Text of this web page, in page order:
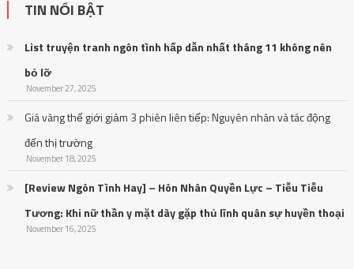
TIN NỔI BẬT
List truyện tranh ngôn tình hấp dẫn nhất tháng 11 không nên
bỏ lỡ
November 27, 2025
Giá vàng thế giới giảm 3 phiên liên tiếp: Nguyên nhân và tác động
đến thị trường
November 18, 2025
[Review Ngôn Tình Hay] – Hôn Nhân Quyền Lực – Tiễu Tiễu
Tương: Khi nữ thần y mặt dày gặp thủ lĩnh quân sự huyền thoại
November 16, 2025